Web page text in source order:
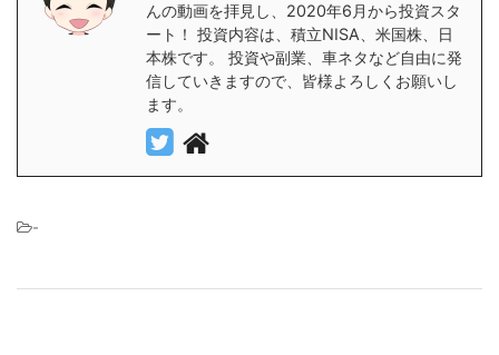
んの動画を拝見し、2020年6月から投資スタ
ート！ 投資内容は、積立NISA、米国株、日
本株です。 投資や副業、車ネタなど自由に発
信していきますので、皆様よろしくお願いし
ます。
-